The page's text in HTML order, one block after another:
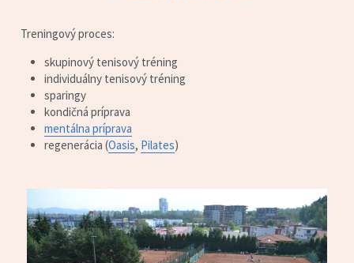
Treningový proces:
skupinový tenisový tréning
individuálny tenisový tréning
sparingy
kondičná príprava
mentálna príprava
regenerácia (Oasis, Pilates)